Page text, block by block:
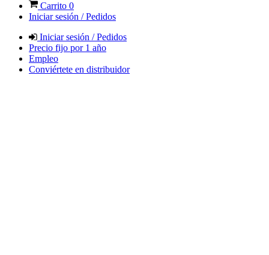
Carrito 0
Iniciar sesión / Pedidos
Iniciar sesión / Pedidos
Precio fijo por 1 año
Empleo
Conviértete en distribuidor